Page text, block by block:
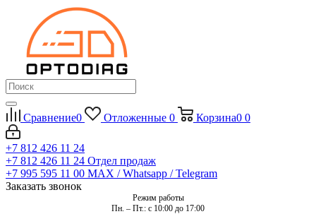
Сравнение0 Отложенные 0 Корзина0 0
+7 812 426 11 24
+7 812 426 11 24 Отдел продаж
+7 995 595 11 00 MAX / Whatsapp / Telegram
Заказать звонок
Режим работы
Пн. – Пт.: с 10:00 до 17:00